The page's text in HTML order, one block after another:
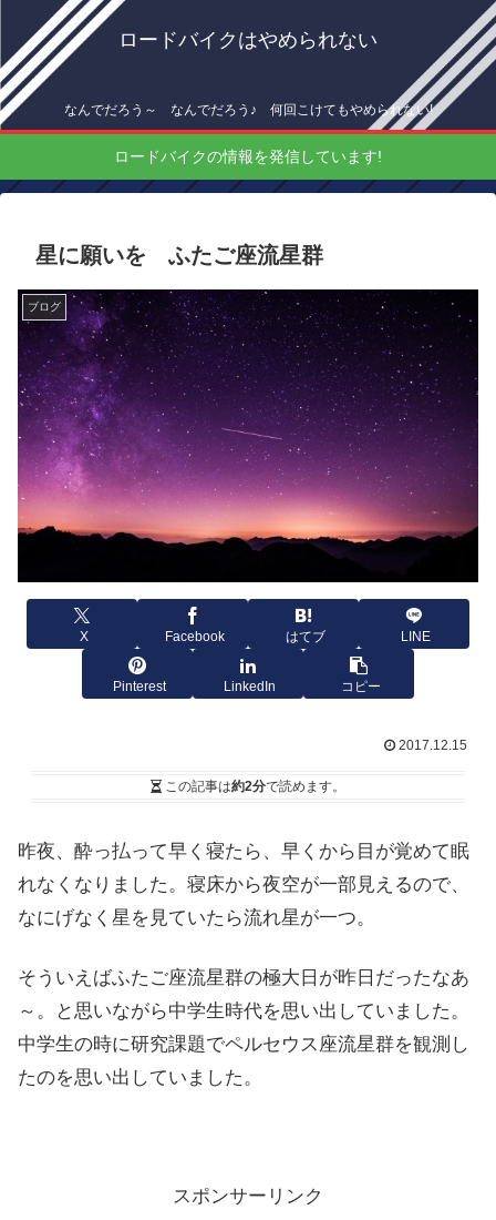
ロードバイクはやめられない
なんでだろう～ なんでだろう♪ 何回こけてもやめられない!
ロードバイクの情報を発信しています!
星に願いを ふたご座流星群
ブログ
X Facebook はてブ LINE
Pinterest LinkedIn コピー
2017.12.15
この記事は約2分で読めます。
昨夜、酔っ払って早く寝たら、早くから目が覚めて眠
れなくなりました。寝床から夜空が一部見えるので、
なにげなく星を見ていたら流れ星が一つ。
そういえばふたご座流星群の極大日が昨日だったなあ
～。と思いながら中学生時代を思い出していました。
中学生の時に研究課題でペルセウス座流星群を観測し
たのを思い出していました。
スポンサーリンク